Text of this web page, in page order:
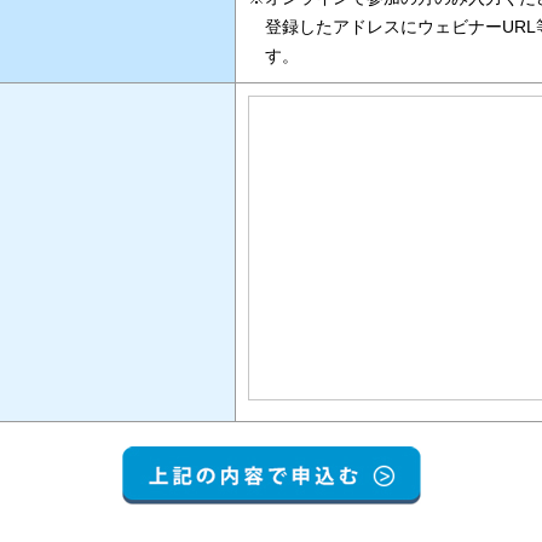
登録したアドレスにウェビナーURL
す。